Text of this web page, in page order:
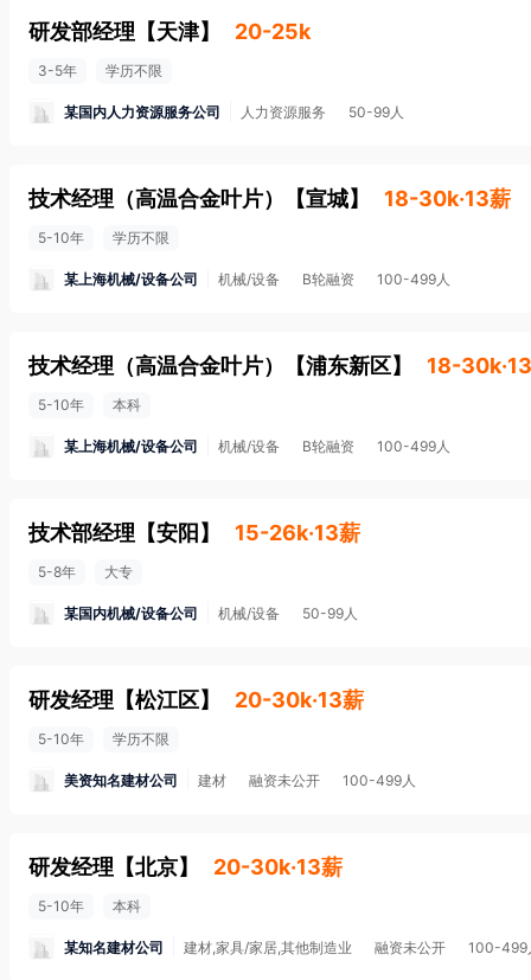
研发部经理 【天津】 20-25k
3-5年 学历不限
某国内人力资源服务公司 人力资源服务 50-99人
技术经理（高温合金叶片） 【宣城】 18-30k·13薪
5-10年 学历不限
某上海机械/设备公司 机械/设备 B轮融资 100-499人
技术经理（高温合金叶片） 【浦东新区】 18-
5-10年 本科
某上海机械/设备公司 机械/设备 B轮融资 100-499人
技术部经理 【安阳 】 15-26k·13薪
5-8年 大专
某国内机械/设备公司 机械/设备 50-99人
研发经理 【松江区】 20-30k·13薪
5-10年 学历不限
美资知名建材公司 建材 融资未公开 100-499人
研发经理 【北京】 20-30k·13薪
5-10年 本科
某知名建材公司 建材,家具/家居,其他制造业 融资未公开 100-499